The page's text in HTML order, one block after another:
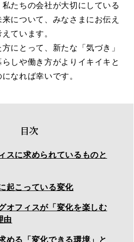
たちの会社が大切にしている
について、みなさまにお伝え
ています。
にとって、新たな「気づき」
しや働き方がよりイキイキと
なれば幸いです。
目次
スに求められているものと
起こっている変化
オフィスが「変化を楽しむ
由
める「変化できる環境」と